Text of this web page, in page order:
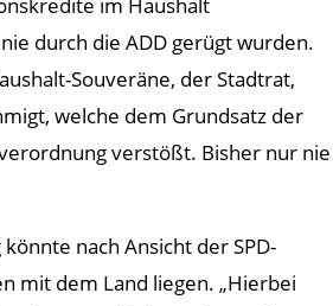
durch die ADD gerügt wurden.
Souveräne, der Stadtrat,
welche dem Grundsatz der
verstößt. Bisher nur nie
nach Ansicht der SPD-
mit dem Land liegen. „Hierbei